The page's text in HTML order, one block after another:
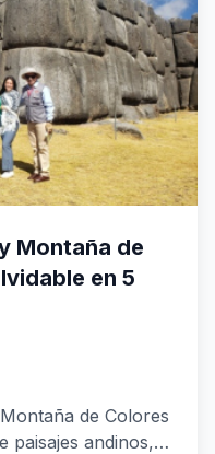
Montaña de
en 5
de Colores
paisajes andinos,